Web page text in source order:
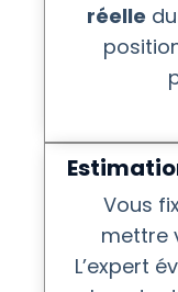
réelle
Vous
mettre
L’expert